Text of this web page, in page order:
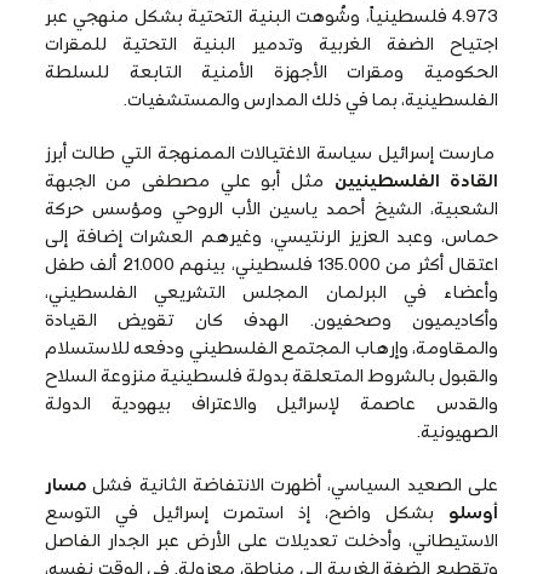
4.973 فلسطينياً، وشُوهت البنية التحتية بشكل منهجي عبر
اجتياح الضفة الغربية وتدمير البنية التحتية للمقرات
الحكومية ومقرات الأجهزة الأمنية التابعة للسلطة
الفلسطينية، بما في ذلك المدارس والمستشفيات.
مارست إسرائيل سياسة الاغتيالات الممنهجة التي طالت أبرز
القادة الفلسطينيين مثل أبو علي مصطفى من الجبهة
الشعبية، الشيخ أحمد ياسين الأب الروحي ومؤسس حركة
حماس، وعبد العزيز الرنتيسي، وغيرهم العشرات إضافة إلى
اعتقال أكثر من 135.000 فلسطيني، بينهم 21.000 ألف طفل
وأعضاء في البرلمان المجلس التشريعي الفلسطيني،
وأكاديميون وصحفيون. الهدف كان تقويض القيادة
والمقاومة، وإرهاب المجتمع الفلسطيني ودفعه للاستسلام
والقبول بالشروط المتعلقة بدولة فلسطينية منزوعة السلاح
والقدس عاصمة لإسرائيل والاعتراف بيهودية الدولة
الصهيونية.
على الصعيد السياسي، أظهرت الانتفاضة الثانية فشلمسار
أوسلو بشكل واضح، إذ استمرت إسرائيل في التوسع
الاستيطاني، وأدخلت تعديلات على الأرض عبر الجدار الفاصل
وتقطيع الضفة الغربية إلى مناطق معزولة. في الوقت نفسه،